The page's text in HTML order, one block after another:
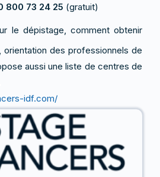
800 73 24 25 (gratuit)
le dépistage, comment obtenir
, orientation des professionnels de
aussi une liste de centres de
idf.com/